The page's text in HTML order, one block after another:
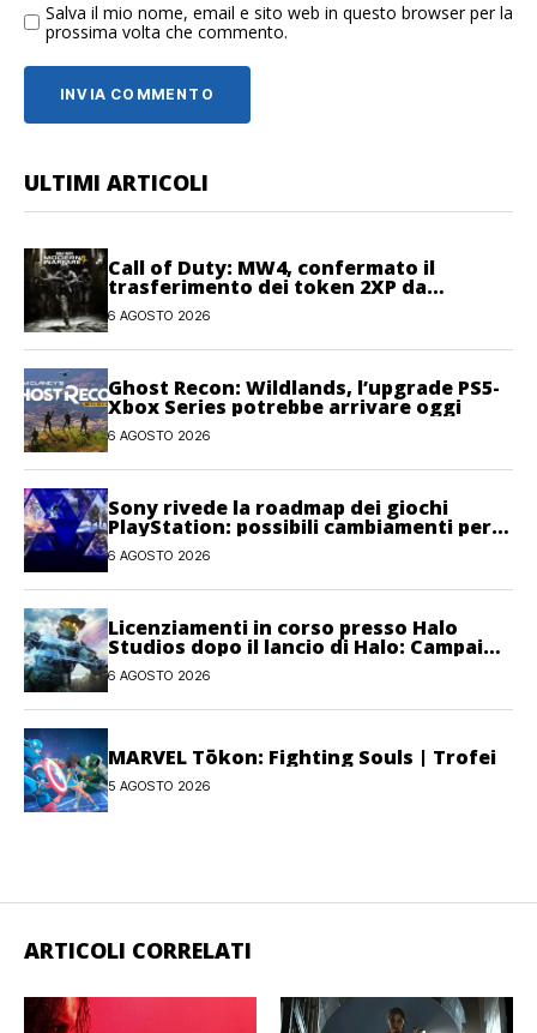
Salva il mio nome, email e sito web in questo browser per la
prossima volta che commento.
ULTIMI ARTICOLI
Call of Duty: MW4, confermato il
trasferimento dei token 2XP da
Warzone e Black Ops 7
6 AGOSTO 2026
Ghost Recon: Wildlands, l’upgrade PS5-
Xbox Series potrebbe arrivare oggi
6 AGOSTO 2026
Sony rivede la roadmap dei giochi
PlayStation: possibili cambiamenti per
l’anno fiscale 2026
6 AGOSTO 2026
Licenziamenti in corso presso Halo
Studios dopo il lancio di Halo: Campaign
Evolved
6 AGOSTO 2026
MARVEL Tōkon: Fighting Souls | Trofei
5 AGOSTO 2026
ARTICOLI CORRELATI